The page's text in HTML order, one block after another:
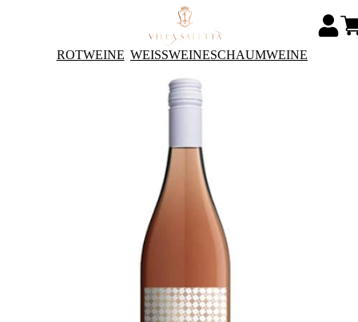
ROTWEINE WEISSWEINESCHAUMWEINE